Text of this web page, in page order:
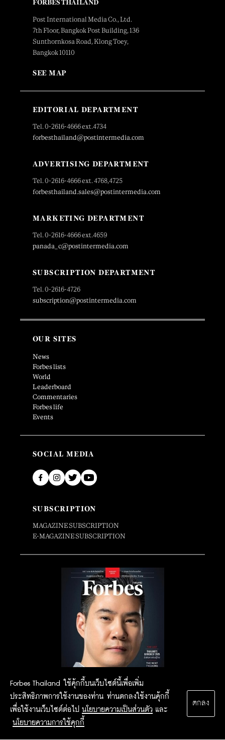
Forbes Thailand ใช้คุ้กกี้บนเว็บไซต์นี้เพื่อเพิ่ม
ประสิทธิภาพการใช้งานของท่าน ท่านตกลงใช้งานคุ้กกี้
เพื่อใช้งานเว็บไซต์ต่อไป นโยบายความเป็นส่วนตัว และ
นโยบายความการใช้คุกกี้
ตกลง
FORBES THAILAND
Post International Media Co., Ltd.
7th Floor, Bangkok Post Building, 136
Sunthornkosa Road, Klong Toey,
Bangkok 10110
SEE MAP
EDITORIAL DEPARTMENT
Tel. 0-2616-4666 ext.4734
forbesthailand@postintermedia.com
ADVERTISING DEPARTMENT
Tel. 0-2616-4666 ext. 4768,4725
forbesthailand.sales@postintermedia.com
MARKETING DEPARTMENT
Tel. 0-2616-4666 ext.4659
panada_c@postintermedia.com
SUBSCRIPTION DEPARTMENT
Tel. 0-2616-4726
subscription@postintermedia.com
OUR SITES
News
Forbes lists
World
Leaderboard
Commentaries
Forbes life
Events
SOCIAL MEDIA
SUBSCRIPTION
MAGAZINE SUBSCRIPTION
E-MAGAZINE SUBSCRIPTION
2015 Forbesthailand.com ALL RIGHTS RESERVED